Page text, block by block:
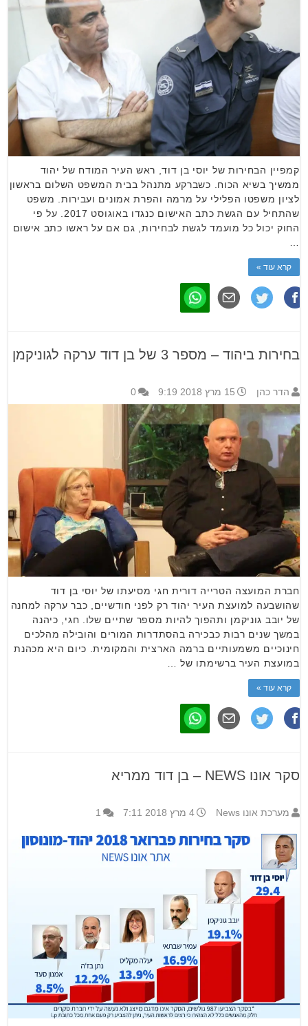
קמפיין הבחירות של יוסי בן דוד, ראש העיר המודח של יהוד
ממשיך בשיא הכוח. כשברקע מתנהל בבית המשפט השלום בראשון
לציון משפטו הפלילי על מרמה והפרת אמונים ועבירות. משפט
שהתחיל עם הגשת כתב האישום כנגדו באוגוסט 2017. על פי
החוק יכול כל מועמד לגשת לבחירות, גם אם על ראשו כתב אישום
…
קרא עוד »
בחירות ביהוד – מספר 3 של בן דוד ערקה לגוניקמן
הדר כהן 15 מרץ 2018 9:19 0
חברת המועצה הטרייה דורית חגי מסיעתו של יוסי בן דוד
שהושבעה למועצת העיר יהוד רק לפני חודשיים, כבר ערקה למחנה
של יובב גוניקמן ותהפוך להיות מספר שתיים שלו. חגי, כיהנה
במשך שנים רבות כבכירה בהסתדרות המורים והובילה מהלכים
חינוכיים משמעותיים ברמה הארצית והמקומית. כיום היא מכהנת
במועצת העיר ברשימתו של …
קרא עוד »
סקר אונו NEWS – בן דוד ממריא
מערכת אונו News 4 מרץ 2018 7:11 1